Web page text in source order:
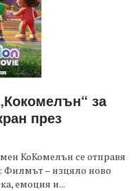
за
през
КоКомелън се отправя
Филмът – изцяло ново
емоция и...